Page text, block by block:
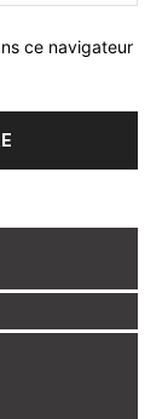
ce navigateur